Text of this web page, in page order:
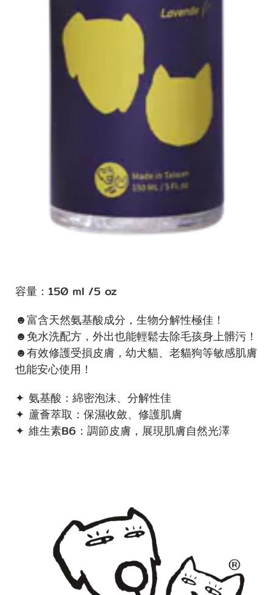
容量：150 ml /5 oz
☻富含天然氨基酸成分，生物分解性極佳！
☻免水洗配方，外出也能輕鬆去除毛孩身上髒污！
☻有效修護受損皮膚，幼犬貓、老貓狗等敏感肌膚
也能安心使用！
✦ 氨基酸：綿密泡沫、分解性佳
✦ 蘆薈萃取：保濕收斂、修護肌膚
✦ 維生素B6：調節皮膚，展現肌膚自然光澤